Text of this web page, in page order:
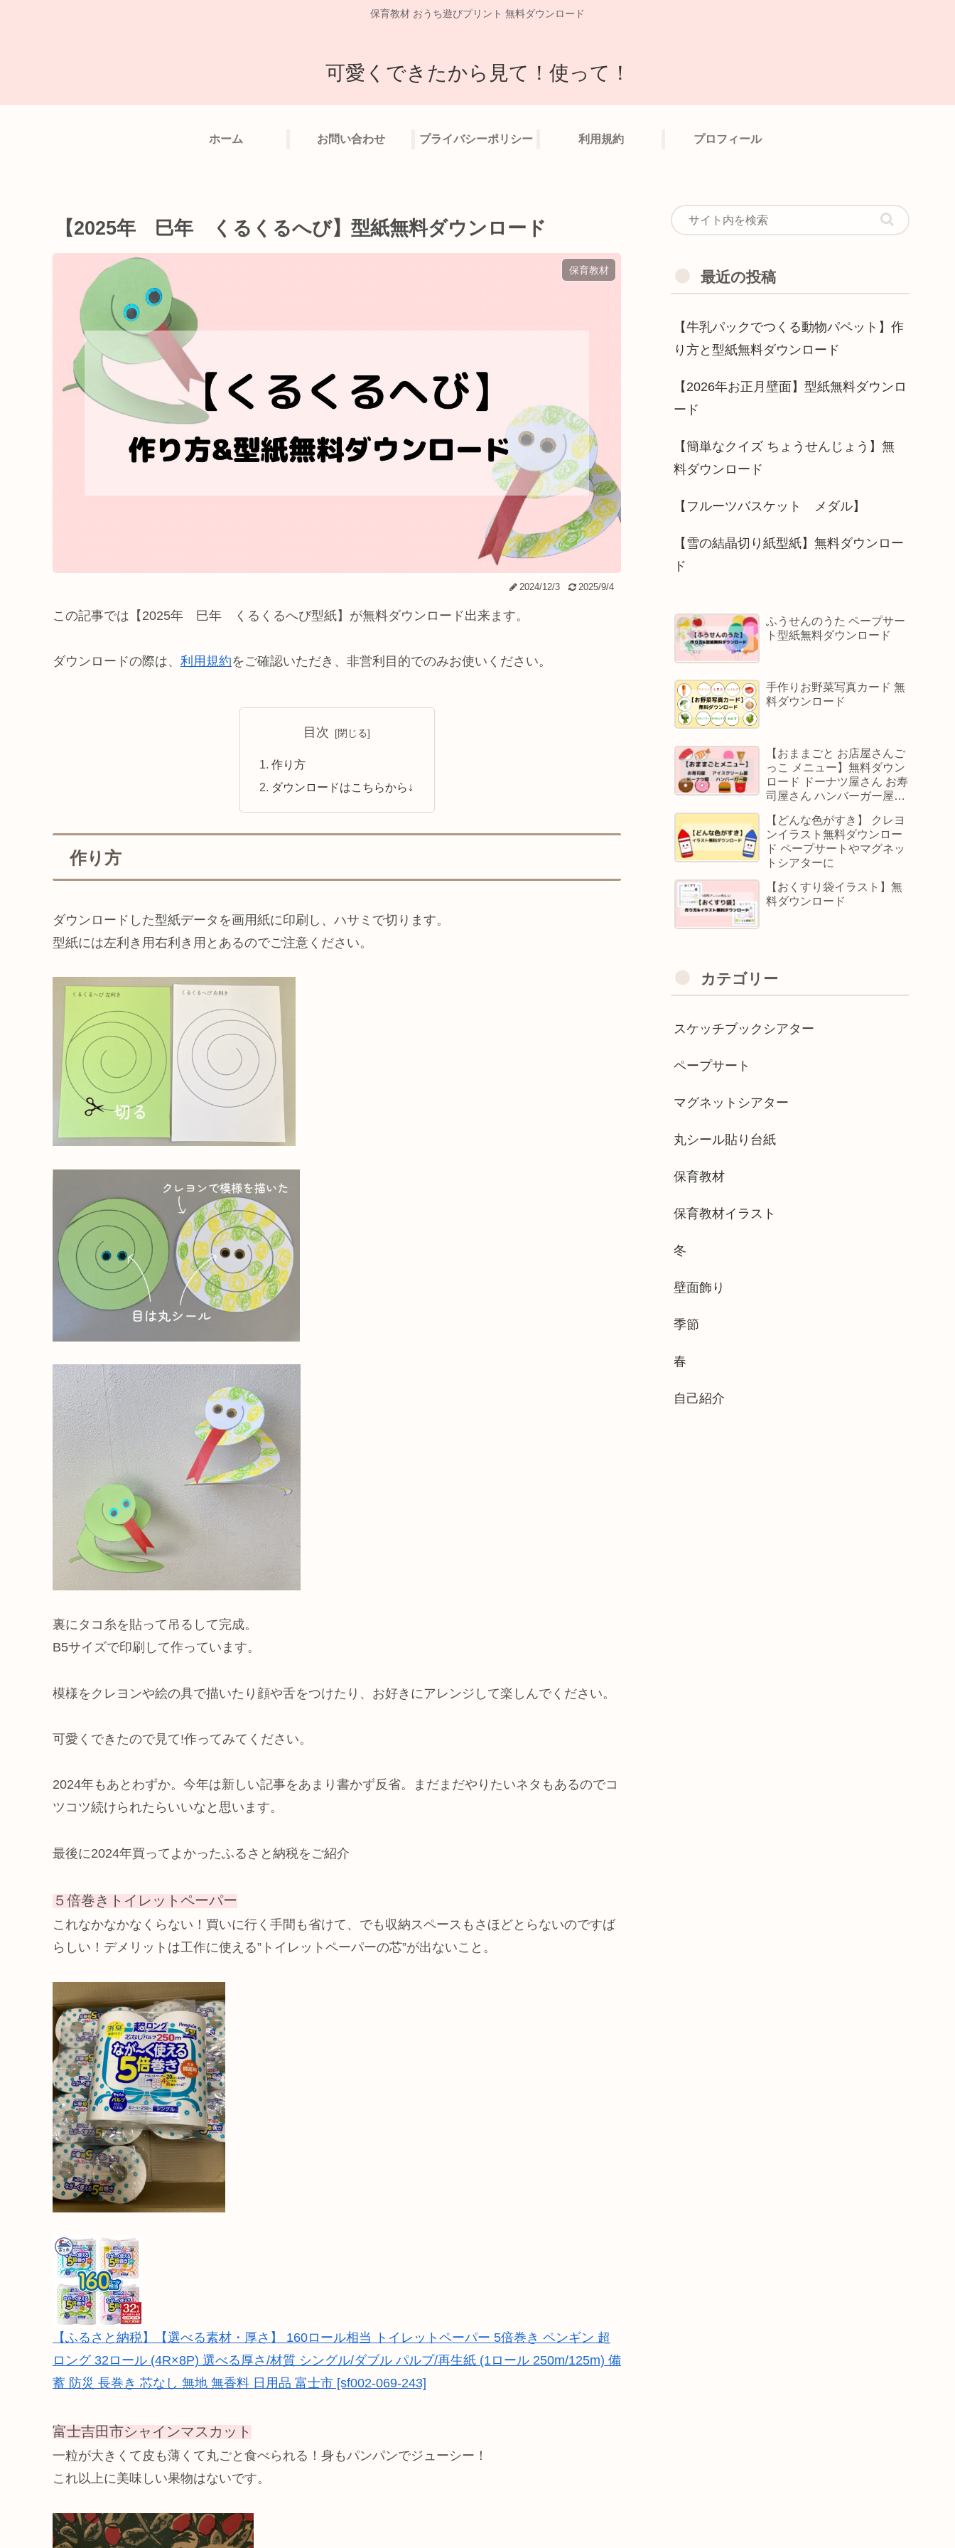
保育教材 おうち遊びプリント 無料ダウンロード
可愛くできたから見て！使って！
ホーム お問い合わせ プライバシーポリシー 利用規約 プロフィール
【2025年 巳年 くるくるへび】型紙無料ダウンロード
保育教材
2024/12/3 2025/9/4
この記事では【2025年 巳年 くるくるへび型紙】が無料ダウンロード出来ます。
ダウンロードの際は、 利用規約をご確認いただき、非営利目的でのみお使いください。
目次
作り方
ダウンロードはこちらから↓
作り方
ダウンロードした型紙データを画用紙に印刷し、ハサミで切ります。
型紙には左利き用右利き用とあるのでご注意ください。
裏にタコ糸を貼って吊るして完成。
B5サイズで印刷して作っています。
模様をクレヨンや絵の具で描いたり顔や舌をつけたり、お好きにアレンジして楽しんでください。
可愛くできたので見て!作ってみてください。
2024年もあとわずか。今年は新しい記事をあまり書かず反省。まだまだやりたいネタもあるのでコ
ツコツ続けられたらいいなと思います。
最後に2024年買ってよかったふるさと納税をご紹介
５倍巻きトイレットペーパー
これなかなかなくらない！買いに行く手間も省けて、でも収納スペースもさほどとらないのですば
らしい！デメリットは工作に使える”トイレットペーパーの芯”が出ないこと。
【ふるさと納税】【選べる素材・厚さ】 160ロール相当 トイレットペーパー 5倍巻き ペンギン 超
ロング 32ロール (4R×8P) 選べる厚さ/材質 シングル/ダブル パルプ/再生紙 (1ロール 250m/125m) 備
蓄 防災 長巻き 芯なし 無地 無香料 日用品 富士市 [sf002-069-243]
富士吉田市シャインマスカット
一粒が大きくて皮も薄くて丸ごと食べられる！身もパンパンでジューシー！
これ以上に美味しい果物はないです。
最近の投稿
【牛乳パックでつくる動物パペット】作
り方と型紙無料ダウンロード
【2026年お正月壁面】型紙無料ダウンロ
ード
【簡単なクイズ ちょうせんじょう】無
料ダウンロード
【フルーツバスケット メダル】
【雪の結晶切り紙型紙】無料ダウンロー
ド
ふうせんのうた ペープサー
ト型紙無料ダウンロード
手作りお野菜写真カード 無
料ダウンロード
【おままごと お店屋さんご
っこ メニュー】無料ダウン
ロード ドーナツ屋さん お寿
司屋さん ハンバーガー屋さ
【どんな色がすき】 クレヨ
ンイラスト無料ダウンロー
ド ペープサートやマグネッ
トシアターに
【おくすり袋イラスト】無
料ダウンロード
カテゴリー
スケッチブックシアター
ペープサート
マグネットシアター
丸シール貼り台紙
保育教材
保育教材イラスト
冬
壁面飾り
季節
春
自己紹介